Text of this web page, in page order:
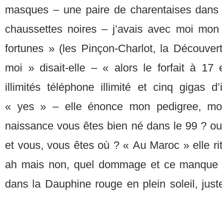
masques – une paire de charentaises
chaussettes noires – j’avais avec moi
fortunes » (les Pinçon-Charlot, la
moi » disait-elle – « alors le forfait à 17
illimités téléphone illimité et cinq gigas
« yes » – elle énonce mon pedigree,
naissance vous êtes bien né dans le 99 ?
et vous, vous êtes où ? « Au Maroc » elle
ah mais non, quel dommage et ce
dans la Dauphine rouge en plein soleil,